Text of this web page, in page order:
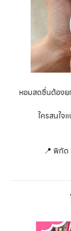
หอมสดชื่นต้องย
ใครสนใจ
📍 พิกั